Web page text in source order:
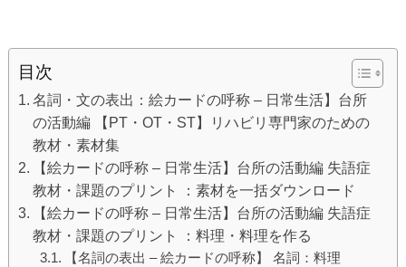
目次
名詞・文の表出：絵カードの呼称 – 日常生活】台所
の活動編 【PT・OT・ST】リハビリ専門家のための
教材・素材集
【絵カードの呼称 – 日常生活】台所の活動編 失語症
教材・課題のプリント ：素材を一括ダウンロード
【絵カードの呼称 – 日常生活】台所の活動編 失語症
教材・課題のプリント ：料理・料理を作る
【名詞の表出 – 絵カードの呼称】 名詞：料理